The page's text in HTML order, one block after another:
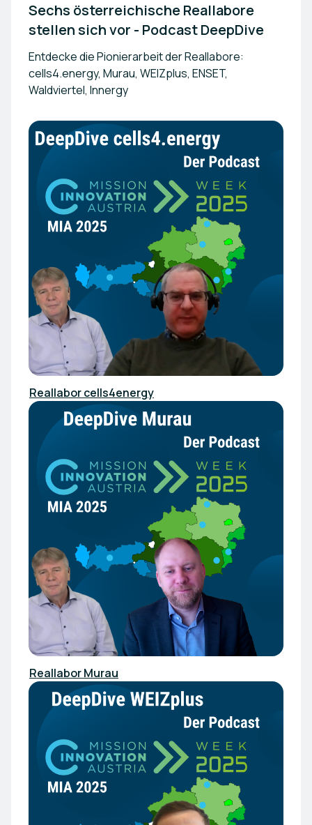
Sechs österreichische Reallabore
stellen sich vor - Podcast DeepDive
Entdecke die Pionierarbeit der Reallabore:
cells4.energy, Murau, WEIZplus, ENSET,
Waldviertel, Innergy
Reallabor cells4energy
Reallabor Murau